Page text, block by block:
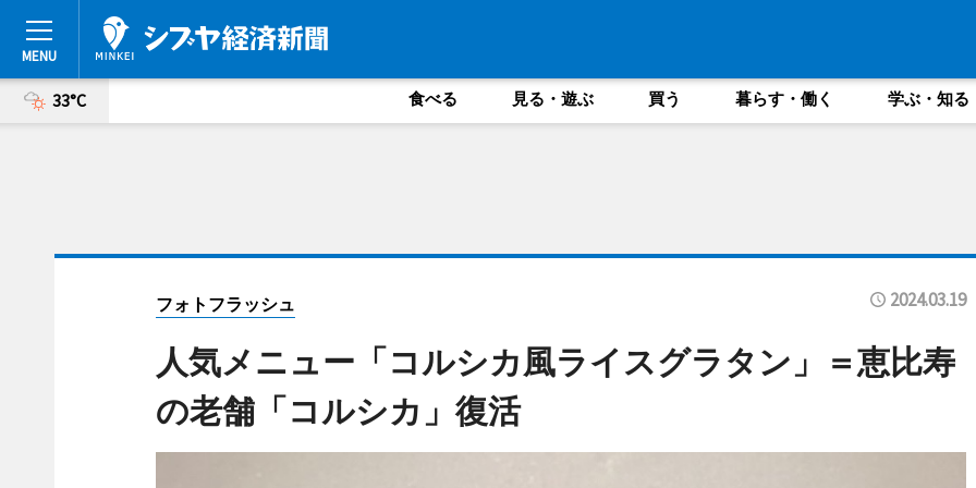
33°C 食べる 見る・遊ぶ 買う 暮らす・働く 学ぶ・知る
フォトフラッシュ 2024.03.19
人気メニュー「コルシカ風ライスグラタン」＝恵比寿
の老舗「コルシカ」復活